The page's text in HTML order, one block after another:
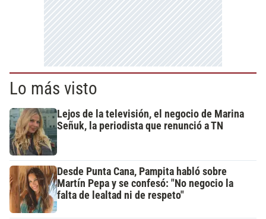
Lo más visto
Lejos de la televisión, el negocio de Marina
Señuk, la periodista que renunció a TN
Desde Punta Cana, Pampita habló sobre
Martín Pepa y se confesó: "No negocio la
falta de lealtad ni de respeto"